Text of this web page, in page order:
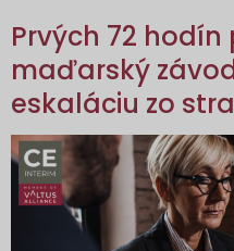
Prvých 72
maďarský
eskaláciu zo